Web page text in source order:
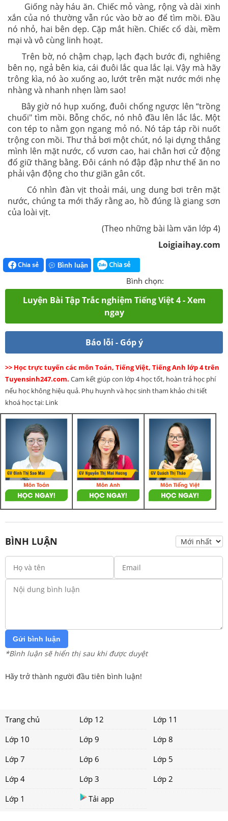
Giống này háu ăn. Chiếc mỏ vàng, rộng và dài xinh
xắn của nó thường vẫn rúc vào bờ ao để tìm mồi. Đầu
nó nhỏ, hai bên dẹp. Cặp mắt hiền. Chiếc cổ dài, mềm
mại và vô cùng linh hoạt.
Trên bờ, nó chậm chạp, lạch đạch bước đi, nghiêng
bên nọ, ngả bên kia, cái đuôi lắc qua lắc lại. Vậy mà hãy
trông kìa, nó ào xuống ao, lướt trên mặt nước mới nhẹ
nhàng và nhanh nhẹn làm sao!
Bây giờ nó hụp xuống, đuôi chổng ngược lên “trồng
chuối" tìm mồi. Bỗng chốc, nó nhô đầu lên lắc lắc. Một
con tép to nằm gọn ngang mỏ nó. Nó táp táp rồi nuốt
trộng con mồi. Thư thả bơi một chút, nó lại dựng thẳng
mình lên mặt nước, cổ vươn cao, hai chân hơi cử động
đổ giữ thăng bằng. Đôi cánh nó đập đập như thể ăn no
phải vận động cho thư giãn gân cốt.
Có nhìn đàn vịt thoải mái, ung dung bơi trên mặt
nước, chúng ta mới thấy rằng ao, hồ đúng là giang sơn
của loài vịt.
(Theo những bài làm văn lớp 4)
Loigiaihay.com
Chia sẻ Bình luận Chia sẻ
Bình chọn:
Luyện Bài Tập Trắc nghiệm Tiếng Việt 4 - Xem
ngay
Báo lỗi - Góp ý
>> Học trực tuyến các môn Toán, Tiếng Việt, Tiếng Anh lớp 4 trên
Tuyensinh247.com. Cam kết giúp con lớp 4 học tốt, hoàn trả học phí
nếu học không hiệu quả. Phụ huynh và học sinh tham khảo chi tiết
khoá học tại: Link
BÌNH LUẬN
Gửi bình luận
*Bình luận sẽ hiển thị sau khi được duyệt
Hãy trở thành người đầu tiên bình luận!
Trang chủ Lớp 12
Lớp 11
Lớp 10
Lớp 9
Lớp 8
Lớp 7
Lớp 6
Lớp 5
Lớp 4
Lớp 3
Lớp 2
Lớp 1
Tải app